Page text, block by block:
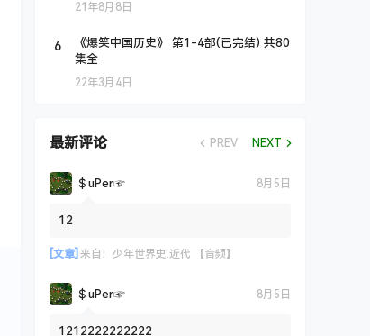
21年8月8日
6
《爆笑中国历史》 第1-4部(已完结) 共80
集全
22年3月4日
最新评论 PREV NEXT
＄uΡer☞ 8月5日
12
[文章] 来自： 少年世界史.近代 【音频】
＄uΡer☞ 8月5日
1212222222222